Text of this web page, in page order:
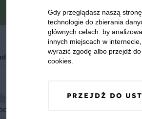
Zrób zdjęcie, podziel się
ocen: 0
Gdy przeglądasz naszą
technologie do zbierania
głównych celach: by
innych miejscach w
wyrazić zgodę albo przejdź
cookies.
PRZEJDŹ DO